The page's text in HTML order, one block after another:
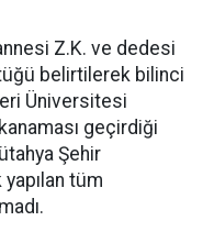
Z.K. ve dedesi
belirtilerek bilinci
Üniversitesi
geçirdiği
Şehir
tüm